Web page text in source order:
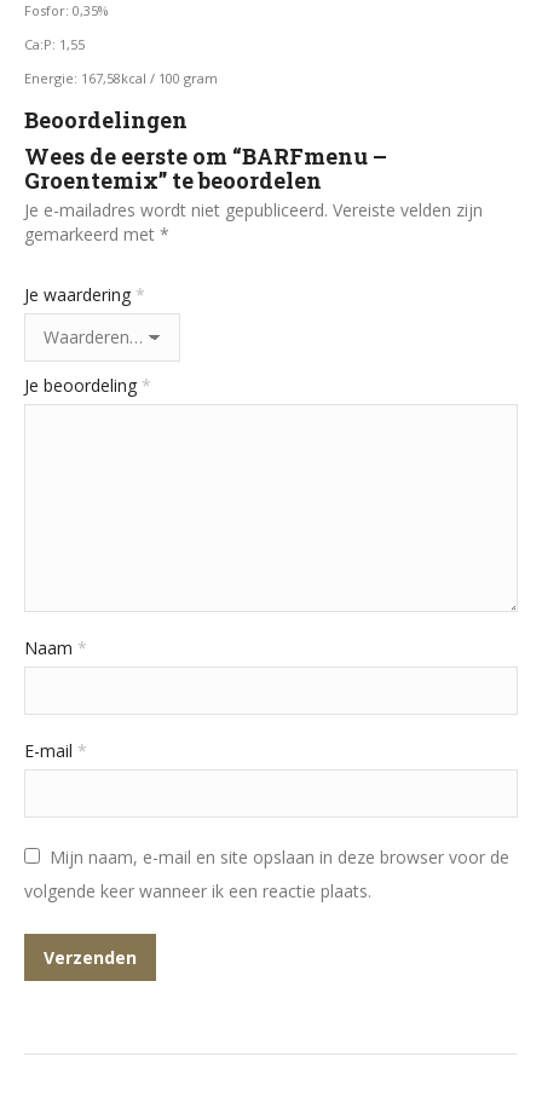
Fosfor: 0,35%
Ca:P: 1,55
Energie: 167,58kcal / 100 gram
Beoordelingen
Wees de eerste om “BARFmenu –
Groentemix” te beoordelen
Je e-mailadres wordt niet gepubliceerd. Vereiste velden zijn
gemarkeerd met *
Je waardering *
Je beoordeling *
Naam *
E-mail *
Mijn naam, e-mail en site opslaan in deze browser voor de
volgende keer wanneer ik een reactie plaats.